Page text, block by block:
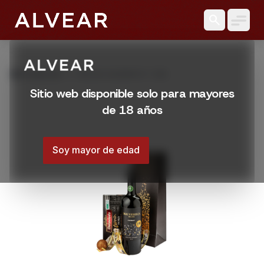
Sitio web disponible solo para mayores
de 18 años
Soy mayor de edad
Productos